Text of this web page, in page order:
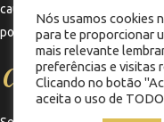
causados pelos raios UV,
pode estar mais sensível.
Consultando um
Nós usamos cookies
para te proporcionar
mais relevante
preferências e visitas
Clicando no botão
aceita o uso de